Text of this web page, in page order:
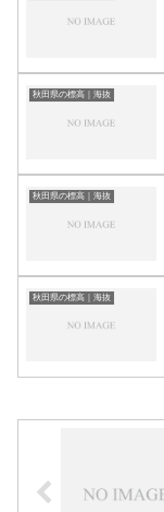
秋田県の標高｜海抜
秋田県の標高｜海抜
秋田県の標高｜海抜